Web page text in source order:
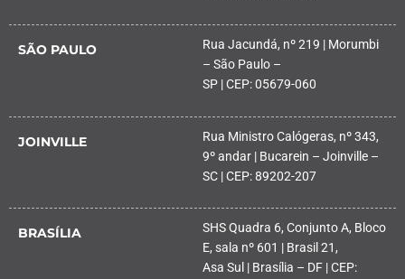
SÃO PAULO
Rua Jacundá, nº 219 | Morumbi
– São Paulo –
SP | CEP: 05679-060
JOINVILLE
Rua Ministro Calógeras, nº 343,
9º andar | Bucarein – Joinville –
SC | CEP: 89202-207
BRASÍLIA
SHS Quadra 6, Conjunto A, Bloco
E, sala nº 601 | Brasil 21,
Asa Sul | Brasília – DF | CEP: